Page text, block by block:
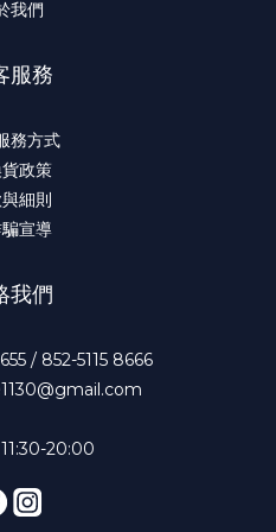
我們
服務
務方式
政策
細則
宣導
我們
/ 852-5115 8666
20:00